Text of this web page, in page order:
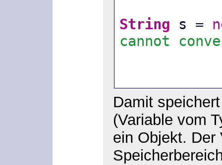
String s =
cannot
Damit
(Variable vom
ein Objekt. Der